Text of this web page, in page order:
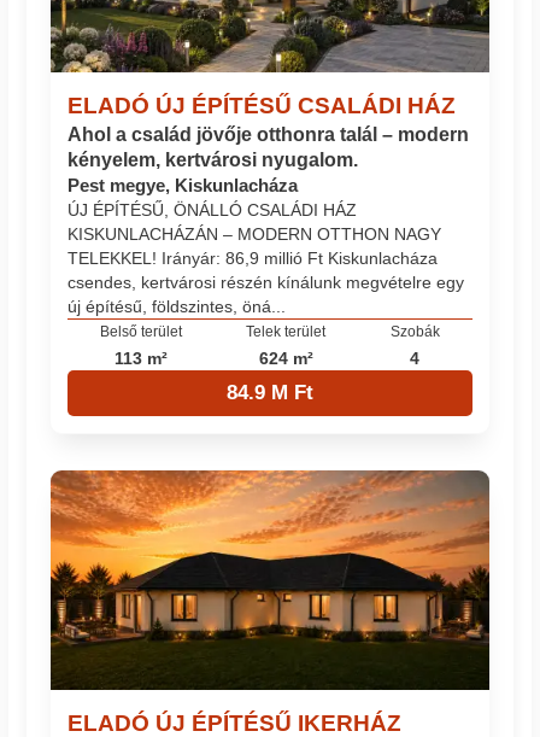
ELADÓ ÚJ ÉPÍTÉSŰ CSALÁDI HÁZ
Ahol a család jövője otthonra talál – modern
kényelem, kertvárosi nyugalom.
Pest megye, Kiskunlacháza
ÚJ ÉPÍTÉSŰ, ÖNÁLLÓ CSALÁDI HÁZ
KISKUNLACHÁZÁN – MODERN OTTHON NAGY
TELEKKEL! Irányár: 86,9 millió Ft Kiskunlacháza
csendes, kertvárosi részén kínálunk megvételre egy
új építésű, földszintes, öná...
Belső terület
113 m²
Telek terület
624 m²
Szobák
4
84.9 M Ft
ELADÓ ÚJ ÉPÍTÉSŰ IKERHÁZ